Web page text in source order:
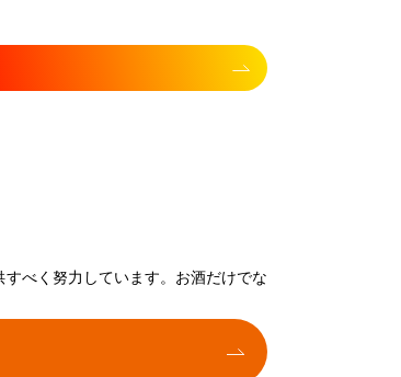
べく努力しています。お酒だけでな